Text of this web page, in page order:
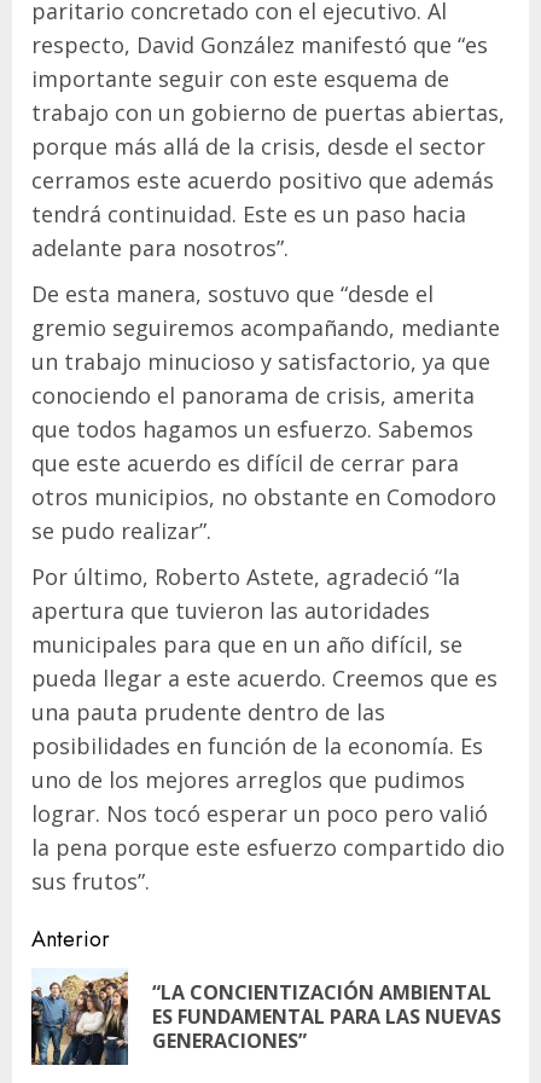
paritario concretado con el ejecutivo. Al
respecto, David González manifestó que “es
importante seguir con este esquema de
trabajo con un gobierno de puertas abiertas,
porque más allá de la crisis, desde el sector
cerramos este acuerdo positivo que además
tendrá continuidad. Este es un paso hacia
adelante para nosotros”.
De esta manera, sostuvo que “desde el
gremio seguiremos acompañando, mediante
un trabajo minucioso y satisfactorio, ya que
conociendo el panorama de crisis, amerita
que todos hagamos un esfuerzo. Sabemos
que este acuerdo es difícil de cerrar para
otros municipios, no obstante en Comodoro
se pudo realizar”.
Por último, Roberto Astete, agradeció “la
apertura que tuvieron las autoridades
municipales para que en un año difícil, se
pueda llegar a este acuerdo. Creemos que es
una pauta prudente dentro de las
posibilidades en función de la economía. Es
uno de los mejores arreglos que pudimos
lograr. Nos tocó esperar un poco pero valió
la pena porque este esfuerzo compartido dio
sus frutos”.
Navegación
de
entradas
Anterior
“LA CONCIENTIZACIÓN AMBIENTAL
ES FUNDAMENTAL PARA LAS NUEVAS
GENERACIONES”